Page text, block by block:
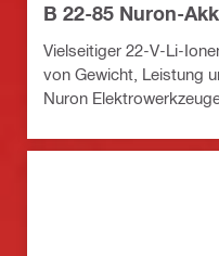
B 22-85 Nuron-
Vielseitiger 22-V-Li-
von Gewicht, Leistung
Nuron